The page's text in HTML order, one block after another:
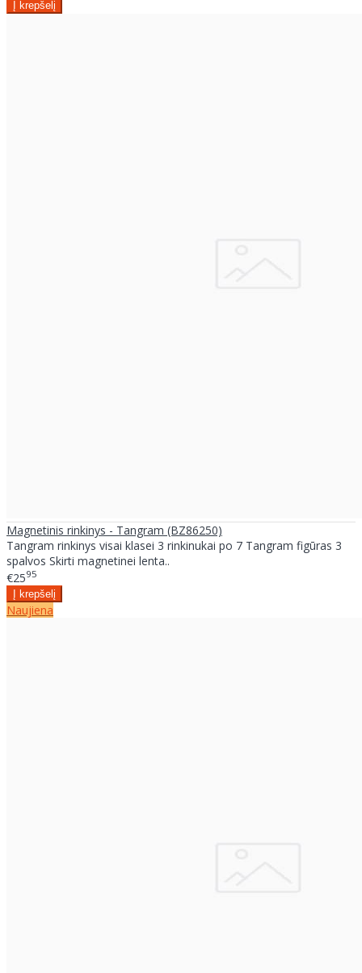
Magnetinis rinkinys - Tangram (BZ86250)
Tangram rinkinys visai klasei 3 rinkinukai po 7 Tangram figūras 3
spalvos Skirti magnetinei lenta..
€2595
Naujiena